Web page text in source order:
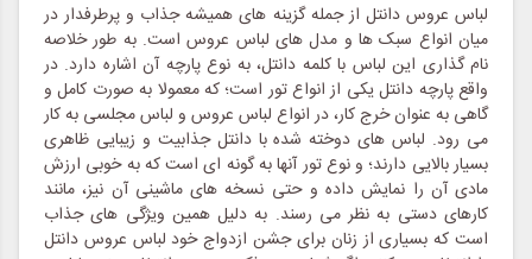
لباس عروس دانتل از جمله گزینه های همیشه جذاب و پرطرفدار در
میان انواع سبک ها و مدل های لباس عروس است. به طور خلاصه
نام گذاری این لباس با کلمه دانتل، به نوع پارچه آن اشاره دارد. در
واقع پارچه دانتل یکی از انواع تور است؛ که معمولا به صورت کامل و
گاهی به عنوان خرج کار، در انواع لباس عروس و لباس مجلسی به کار
می رود. لباس های دوخته شده با دانتل جذابیت و زیبایی ظاهری
بسیار بالایی دارند؛ و نوع تور آنها به گونه ای است که به خوبی ارزش
مادی آن را نمایش داده و حتی نسخه های ماشینی آن نیز، مانند
کارهای دستی به نظر می رسند. به دلیل همین ویژگی های جذاب
است که بسیاری از زنان برای جشن ازدواج خود لباس عروس دانتل